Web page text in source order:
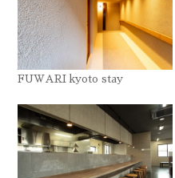
FUWARI kyoto stay